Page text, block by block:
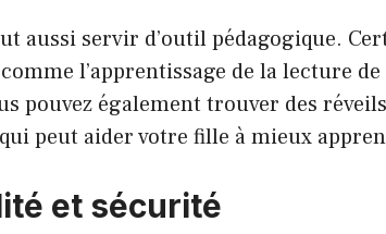
aussi servir d’outil pédagogique.
l’apprentissage de la lecture
pouvez également trouver des
peut aider votre fille à mieux
et sécurité